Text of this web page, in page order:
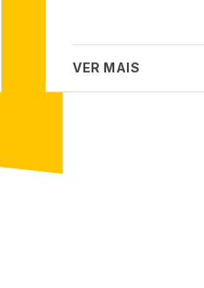
VER MAIS